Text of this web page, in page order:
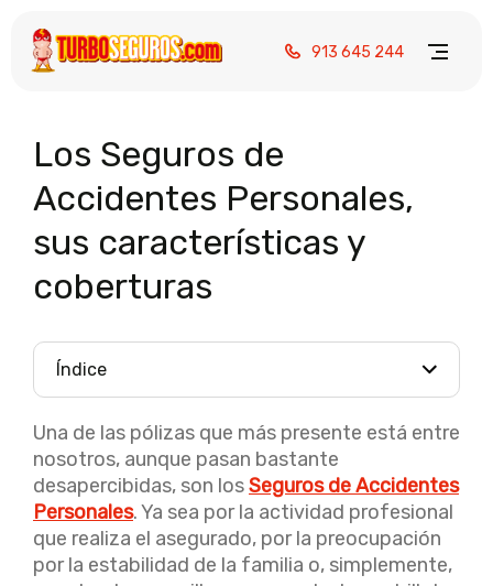
913 645 244
Los Seguros de
Accidentes Personales,
sus características y
coberturas
Índice
Una de las pólizas que más presente está entre
nosotros, aunque pasan bastante
desapercibidas, son losSeguros de Accidentes
Personales. Ya sea por la actividad profesional
que realiza el asegurado, por la preocupación
por la estabilidad de la familia o, simplemente,